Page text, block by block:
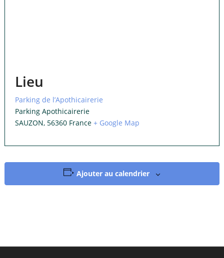
Lieu
Parking de l’Apothicairerie
Parking Apothicairerie
SAUZON, 56360 France + Google Map
Ajouter au calendrier